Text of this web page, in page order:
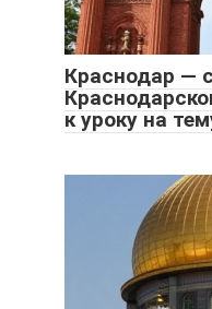
Краснодар —
к уроку на